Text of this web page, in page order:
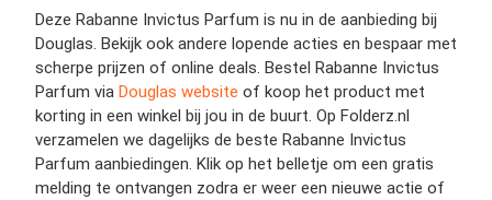
Deze Rabanne Invictus Parfum is nu in de aanbieding bij
Douglas. Bekijk ook andere lopende acties en bespaar met
scherpe prijzen of online deals. Bestel Rabanne Invictus
Parfum via Douglas website of koop het product met
korting in een winkel bij jou in de buurt. Op Folderz.nl
verzamelen we dagelijks de beste Rabanne Invictus
Parfum aanbiedingen. Klik op het belletje om een gratis
melding te ontvangen zodra er weer een nieuwe actie of